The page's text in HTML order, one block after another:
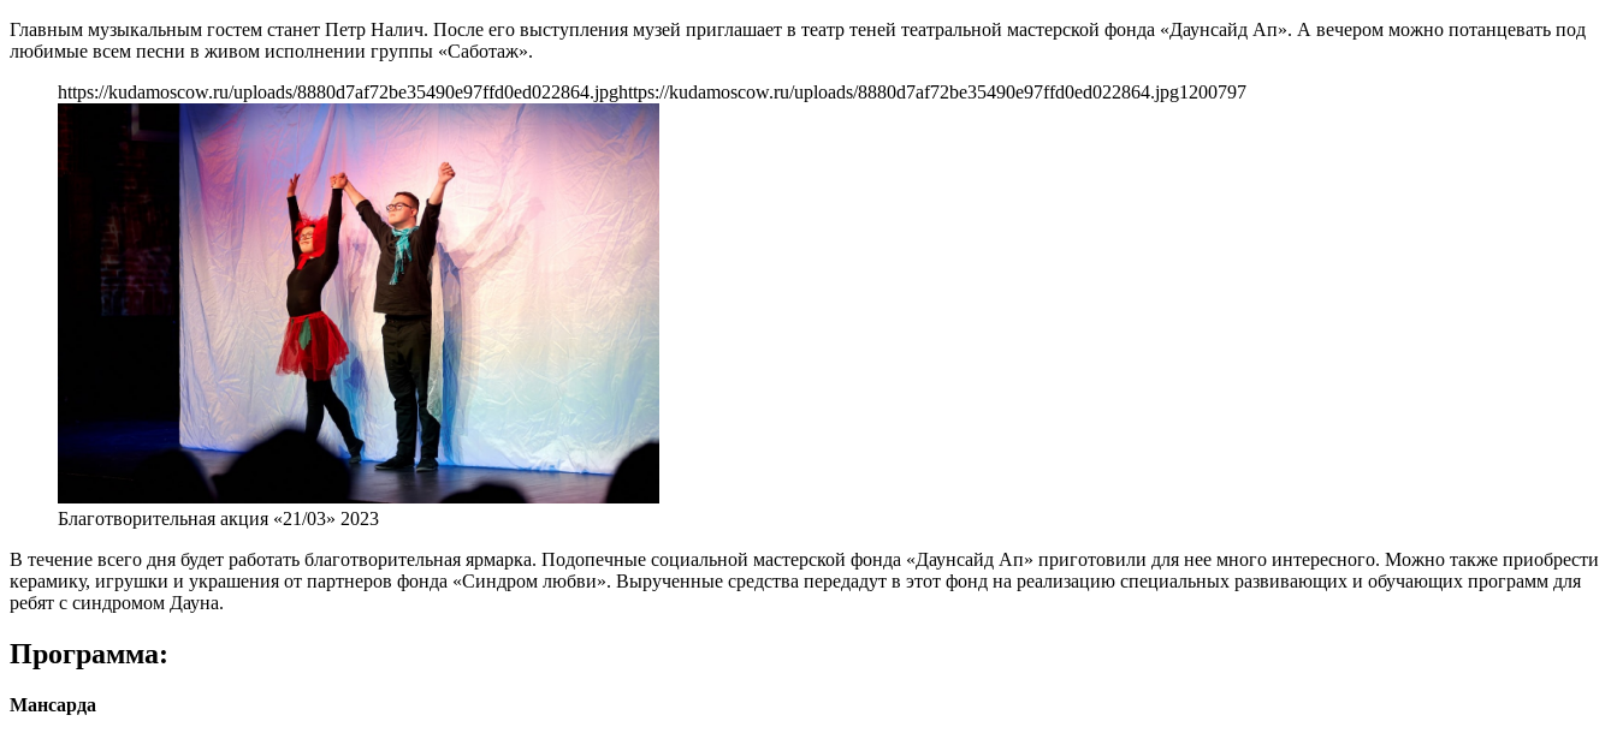
Главным музыкальным гостем станет Петр Налич. После его выступления музей приглашает в театр теней театральной мастерской фонда «Даунсайд Ап». А вечером можно потанцевать под
любимые всем песни в живом исполнении группы «Саботаж».
https://kudamoscow.ru/uploads/8880d7af72be35490e97ffd0ed022864.jpghttps://kudamoscow.ru/uploads/8880d7af72be35490e97ffd0ed022864.jpg1200797
Благотворительная акция «21/03» 2023
В течение всего дня будет работать благотворительная ярмарка. Подопечные социальной мастерской фонда «Даунсайд Ап» приготовили для нее много интересного. Можно также приобрести
керамику, игрушки и украшения от партнеров фонда «Синдром любви». Вырученные средства передадут в этот фонд на реализацию специальных развивающих и обучающих программ для
ребят с синдромом Дауна.
Программа:
Мансарда